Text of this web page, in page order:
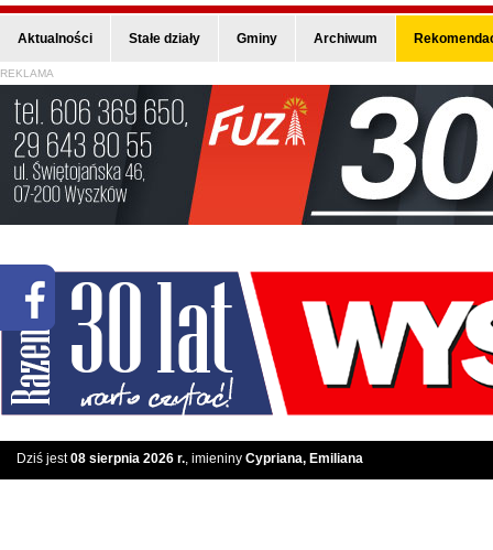
Aktualności Stałe działy Gminy Archiwum
REKLAMA
Dziś jest08 sierpnia 2026 r., imieniny Cypriana, Emiliana